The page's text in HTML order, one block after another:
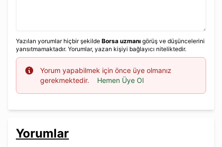
Yazılan yorumlar hiçbir şekilde Borsa uzmanı görüş ve düşüncelerini
yansıtmamaktadır. Yorumlar, yazan kişiyi bağlayıcı niteliktedir.
Info
Yorum yapabilmek için önce üye olmanız
gerekmektedir.
Hemen Üye Ol
Yorumlar